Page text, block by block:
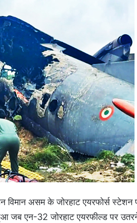
असम के जोरहाट एयरफोर्स स्टेशन
हुआ जब एन-32 जोरहाट एयरफील्ड पर